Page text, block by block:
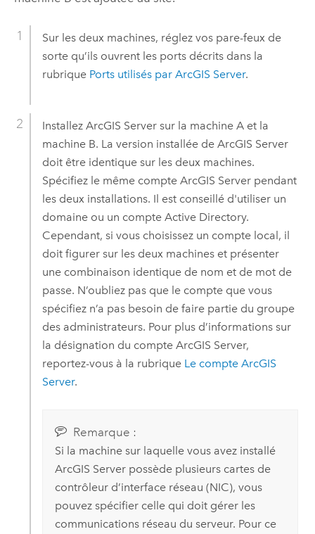
Sur les deux machines, réglez vos pare-feux de
sorte qu’ils ouvrent les ports décrits dans la
rubrique Ports utilisés par ArcGIS Server.
Installez ArcGIS Serversur la machine A et la
machine B. La version installée de ArcGIS Server
doit être identique sur les deux machines.
Spécifiez le même compte ArcGIS Serverpendant
les deux installations. Il est conseillé d'utiliser un
domaine ou un compte Active Directory.
Cependant, si vous choisissez un compte local, il
doit figurer sur les deux machines et présenter
une combinaison identique de nom et de mot de
passe. N’oubliez pas que le compte que vous
spécifiez n’a pas besoin de faire partie du groupe
des administrateurs. Pour plus d’informations sur
la désignation du compte ArcGIS Server,
reportez-vous à la rubrique Le compte ArcGIS
Server.
Remarque :
Si la machine sur laquelle vous avez installé
ArcGIS Serverpossède plusieurs cartes de
contrôleur d’interface réseau (NIC), vous
pouvez spécifier celle qui doit gérer les
communications réseau du serveur. Pour ce